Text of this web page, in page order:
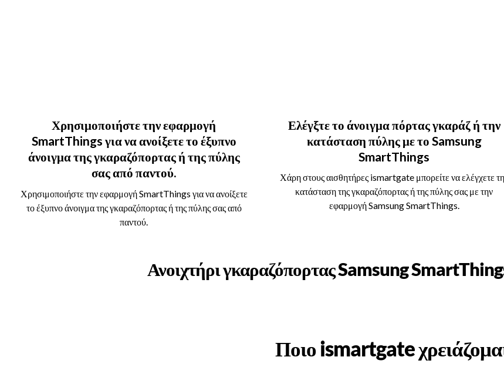
Χρησιμοποιήστε την εφαρμογή
SmartThings για να ανοίξετε το έξυπνο
άνοιγμα της γκαραζόπορτας ή της πύλης
σας από παντού.
Χρησιμοποιήστε την εφαρμογή SmartThings για να ανοίξετε
το έξυπνο άνοιγμα της γκαραζόπορτας ή της πύλης σας από
παντού.
Ελέγξτε το άνοιγμα πόρτας γκαράζ ή την
κατάσταση πύλης με το Samsung
SmartThings
Χάρη στους αισθητήρες ismartgate μπορείτε να ελέγχετε
κατάσταση της γκαραζόπορτας ή της πύλης σας με την
εφαρμογή Samsung SmartThings.
Ανοιχτήρι γκαραζόπορτας Samsung
Ποιο ismartgate